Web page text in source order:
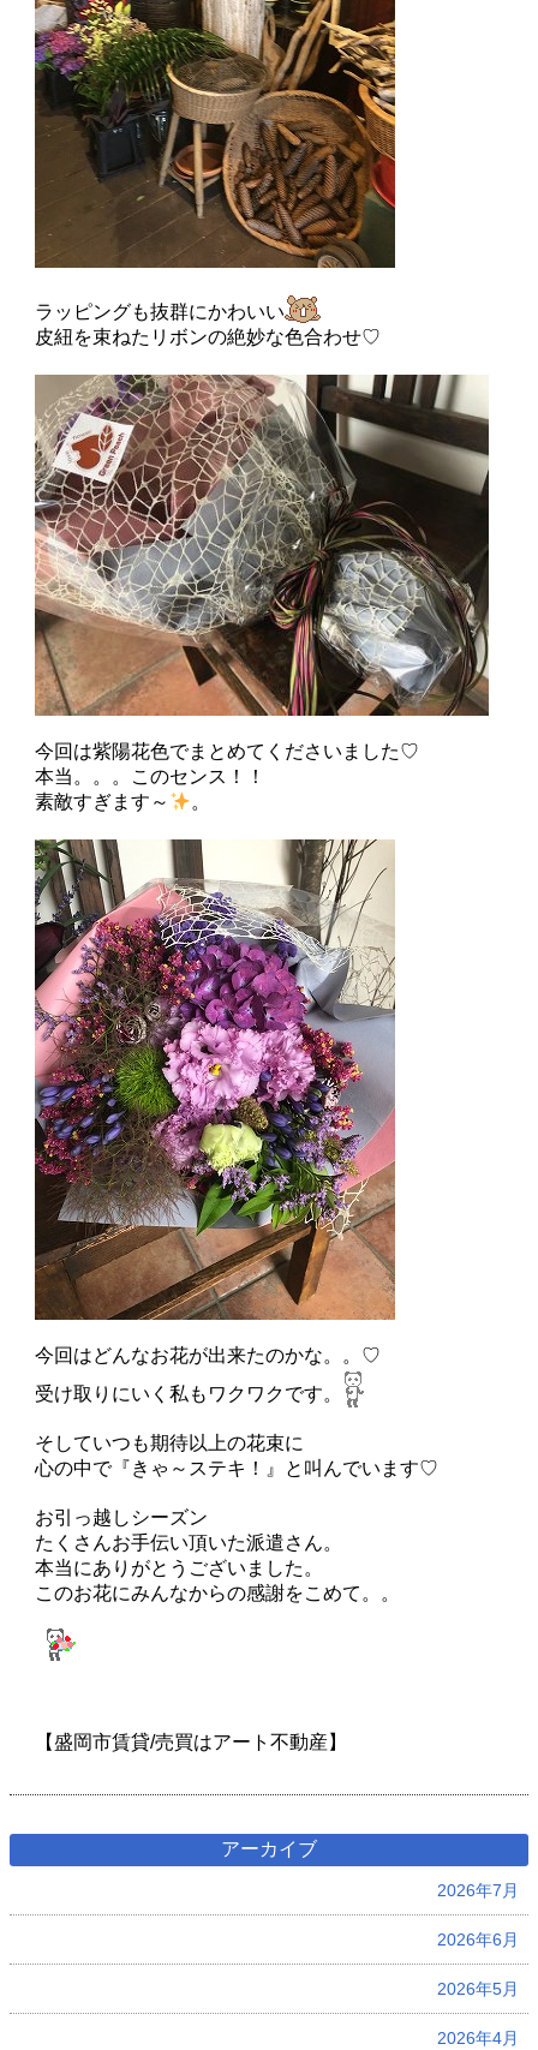
ラッピングも抜群にかわいい
皮紐を束ねたリボンの絶妙な色合わせ♡
今回は紫陽花色でまとめてくださいました♡
本当。。。このセンス！！
素敵すぎます～
。
今回はどんなお花が出来たのかな。。♡
受け取りにいく私もワクワクです。
そしていつも期待以上の花束に
心の中で『きゃ～ステキ！』と叫んでいます♡
お引っ越しシーズン
たくさんお手伝い頂いた派遣さん。
本当にありがとうございました。
このお花にみんなからの感謝をこめて。。
【盛岡市賃貸/売買はアート不動産】
アーカイブ
2026年7月
2026年6月
2026年5月
2026年4月